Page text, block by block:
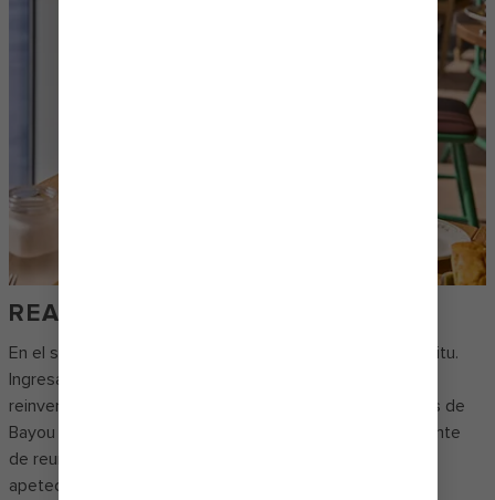
REAL. DEL SUR. GASTRONOMÍA.
En el sur, la comida tiene el propósito de serenar el espíritu.
Ingresa al restaurante y bar sureño The Mason Jar℠, que
reinventa los clásicos de Low Country, los platos básicos de
Bayou y la barbacoa audaz. Cenas que avivan ese ambiente
de reunión con música country en directo y platos tan
apetecibles como reconfortantes. Como el gumbo de